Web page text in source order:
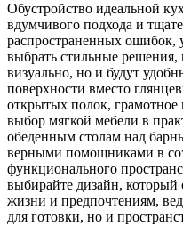
Обустройство идеальной
вдумчивого подхода и
распространенных
выбрать стильные решения,
визуально, но и будут
поверхности вместо
открытых полок, грамотное
выбор мягкой мебели в
обеденным столам над
верными помощниками в
функционального
выбирайте дизайн, который
жизни и предпочтениям,
для готовки, но и